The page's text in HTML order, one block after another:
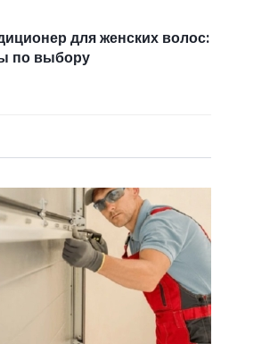
для женских волос:
по выбору